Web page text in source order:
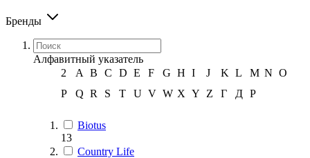
Бренды
Алфавитный указатель
2
A B C D E F G H I J K L M N O
P
Q R S T U V W X Y Z Г Д Р
Biotus
13
Country Life